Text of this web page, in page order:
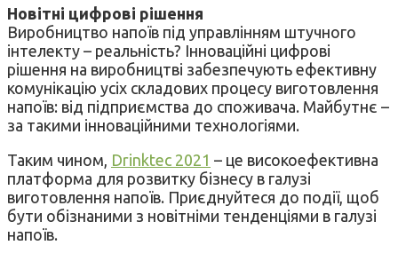
Новітні цифрові рішення
Виробництво напоїв під управлінням штучного
інтелекту – реальність? Інноваційні цифрові
рішення на виробництві забезпечують ефективну
комунікацію усіх складових процесу виготовлення
напоїв: від підприємства до споживача. Майбутнє –
за такими інноваційними технологіями.
Таким чином, Drinktec 2021 – це високоефективна
платформа для розвитку бізнесу в галузі
виготовлення напоїв. Приєднуйтеся до події, щоб
бути обізнаними з новітніми тенденціями в галузі
напоїв.